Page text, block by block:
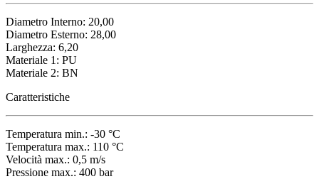
Diametro Interno: 20,00
Diametro Esterno: 28,00
Larghezza: 6,20
Materiale 1: PU
Materiale 2: BN
Caratteristiche
Temperatura min.: -30 °C
Temperatura max.: 110 °C
Velocità max.: 0,5 m/s
Pressione max.: 400 bar